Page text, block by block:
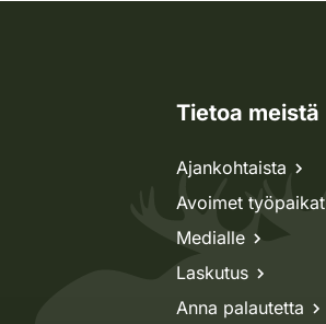
Tietoa meistä
Ajankohtaista
Avoimet työpaikat
Medialle
Laskutus
Anna palautetta